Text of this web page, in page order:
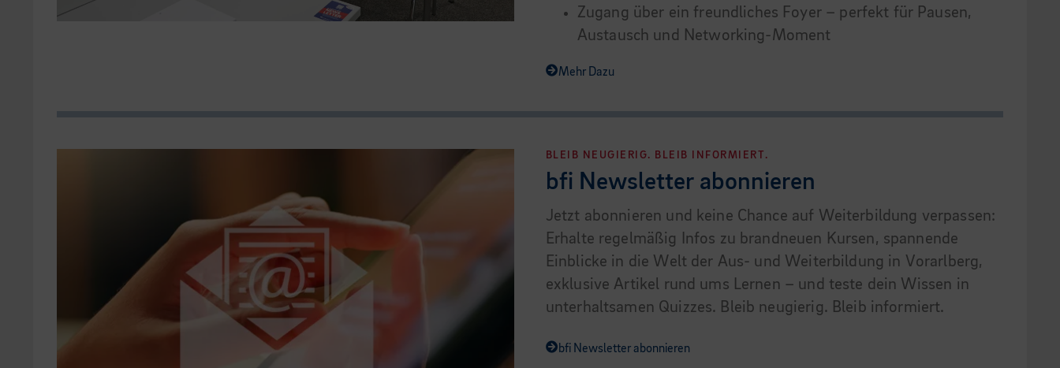
Zugang über ein freundliches Foyer – perfekt für Pausen,
Austausch und Networking-Moment
Mehr Dazu
BLEIB NEUGIERIG. BLEIB INFORMIERT.
bfi Newsletter abonnieren
Jetzt abonnieren und keine Chance auf Weiterbildung verpassen:
Erhalte regelmäßig Infos zu brandneuen Kursen, spannende
Einblicke in die Welt der Aus- und Weiterbildung in Vorarlberg,
exklusive Artikel rund ums Lernen – und teste dein Wissen in
unterhaltsamen Quizzes. Bleib neugierig. Bleib informiert.
bfi Newsletter abonnieren